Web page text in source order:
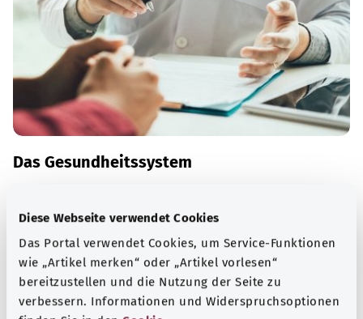
Diese Webseite verwendet Cookies
Das Portal verwendet Cookies, um Service-Funktionen
wie „Artikel merken“ oder „Artikel vorlesen“
bereitzustellen und die Nutzung der Seite zu
verbessern. Informationen und Widerspruchsoptionen
Das Gesundheitssystem
und therapeutische Hilfe – in Notfällen auch rund um die
Uhr. Erfahren Sie mehr darüber, wie die
Gesundheitsversorgung organisiert ist.
Mehr erfahren